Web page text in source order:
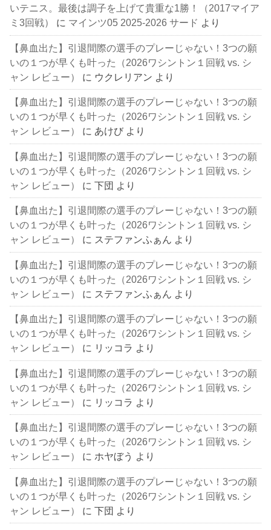
いテニス。最後は調子を上げて貴重な1勝！（2017マイア
ミ3回戦）
に マインツ05 2025-2026 サード より
【鼻血出た】引退間際の選手のプレーじゃない！3つの願
いの１つが早くも叶った（2026ワシントン１回戦 vs. シ
ャン レビュー）
に ウクレリアン より
【鼻血出た】引退間際の選手のプレーじゃない！3つの願
いの１つが早くも叶った（2026ワシントン１回戦 vs. シ
ャン レビュー）
に あけび より
【鼻血出た】引退間際の選手のプレーじゃない！3つの願
いの１つが早くも叶った（2026ワシントン１回戦 vs. シ
ャン レビュー）
に下団 より
【鼻血出た】引退間際の選手のプレーじゃない！3つの願
いの１つが早くも叶った（2026ワシントン１回戦 vs. シ
ャン レビュー）
に ステファンふぁん より
【鼻血出た】引退間際の選手のプレーじゃない！3つの願
いの１つが早くも叶った（2026ワシントン１回戦 vs. シ
ャン レビュー）
に ステファンふぁん より
【鼻血出た】引退間際の選手のプレーじゃない！3つの願
いの１つが早くも叶った（2026ワシントン１回戦 vs. シ
ャン レビュー）
に リッコラ より
【鼻血出た】引退間際の選手のプレーじゃない！3つの願
いの１つが早くも叶った（2026ワシントン１回戦 vs. シ
ャン レビュー）
に リッコラ より
【鼻血出た】引退間際の選手のプレーじゃない！3つの願
いの１つが早くも叶った（2026ワシントン１回戦 vs. シ
ャン レビュー）
に ホヤぼう より
【鼻血出た】引退間際の選手のプレーじゃない！3つの願
いの１つが早くも叶った（2026ワシントン１回戦 vs. シ
ャン レビュー）
に下団 より